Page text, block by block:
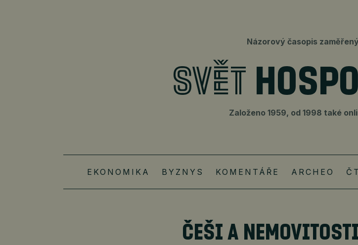
Názorový časopis
Založeno 1959, od 1998 také
EKONOMIKA BYZNYS KOMENTÁŘE ARCHEO
ČEŠI A